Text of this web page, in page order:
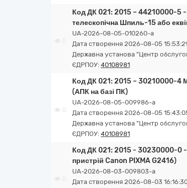
Код ДК 021: 2015 – 44210000-5 -
телескопічна Шпиль-15 або
UA-2026-08-05-010260-a
Дата створення 2026-08-05
Державна установа "Центр
ЄДРПОУ: 40108981
0
Код ДК 021: 2015 – 30210000-4
(АПК на базі ПК)
UA-2026-08-05-009986-a
Дата створення 2026-08-05
Державна установа "Центр
ЄДРПОУ: 40108981
Код ДК 021: 2015 - 30230000-0 -
пристрій Canon PIXMA G2416)
UA-2026-08-03-009803-a
Дата створення 2026-08-03